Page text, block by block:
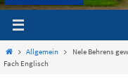
StartAllgemein
Nele Behrens
Fach Englisch